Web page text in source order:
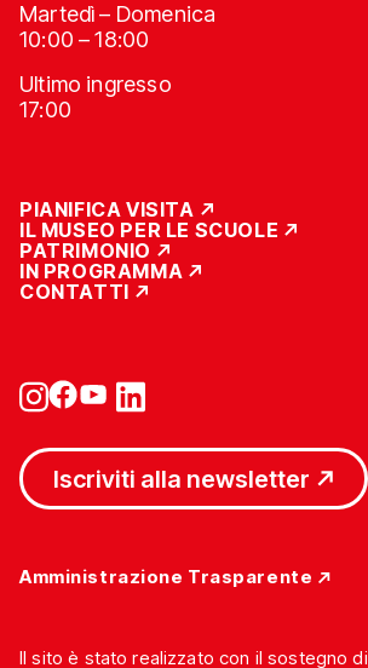
Martedì – Domenica
10:00 – 18:00
Ultimo ingresso
17:00
PIANIFICA VISITA
IL MUSEO PER LE SCUOLE
PATRIMONIO
IN PROGRAMMA
CONTATTI
Iscriviti alla newsletter
Amministrazione Trasparente
Il sito è stato realizzato con il sostegno di